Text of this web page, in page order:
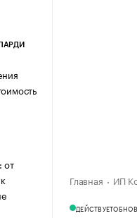
от
Главная ИП
ДЕЙСТВУЕТ